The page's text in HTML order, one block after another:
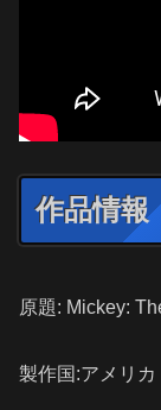
作品情報
原題: Mickey:
製作国:アメリカ